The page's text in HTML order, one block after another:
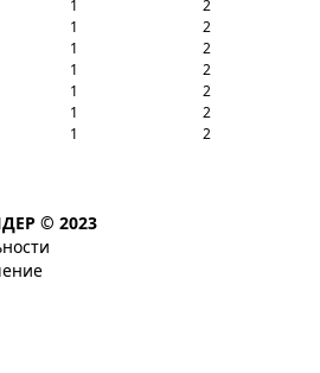
1
2
1
2
1
2
1
2
1
2
1
2
1 2
© 2023